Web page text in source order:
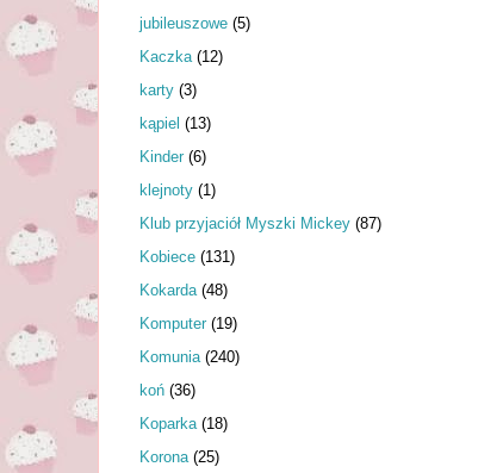
jubileuszowe (5)
Kaczka (12)
karty (3)
kąpiel (13)
Kinder (6)
klejnoty (1)
Klub przyjaciół Myszki Mickey (87)
Kobiece (131)
Kokarda (48)
Komputer (19)
Komunia (240)
koń (36)
Koparka (18)
Korona (25)